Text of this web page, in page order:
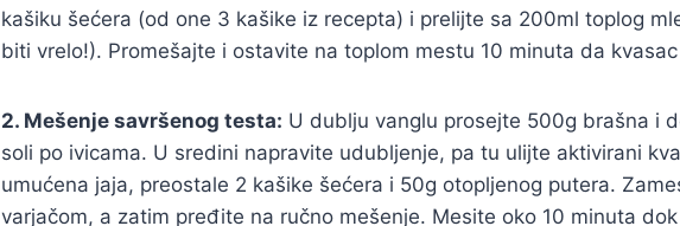
kašiku šećera (od one 3 kašike iz recepta) i prelijte sa 200ml toplog
biti vrelo!). Promešajte i ostavite na toplom mestu 10 minuta da
2. Mešenje savršenog testa: U dublju vanglu prosejte 500g brašna i
soli po ivicama. U sredini napravite udubljenje, pa tu ulijte aktivirani
umućena jaja, preostale 2 kašike šećera i 50g otopljenog putera.
varjačom, a zatim pređite na ručno mešenje. Mesite oko 10 minuta